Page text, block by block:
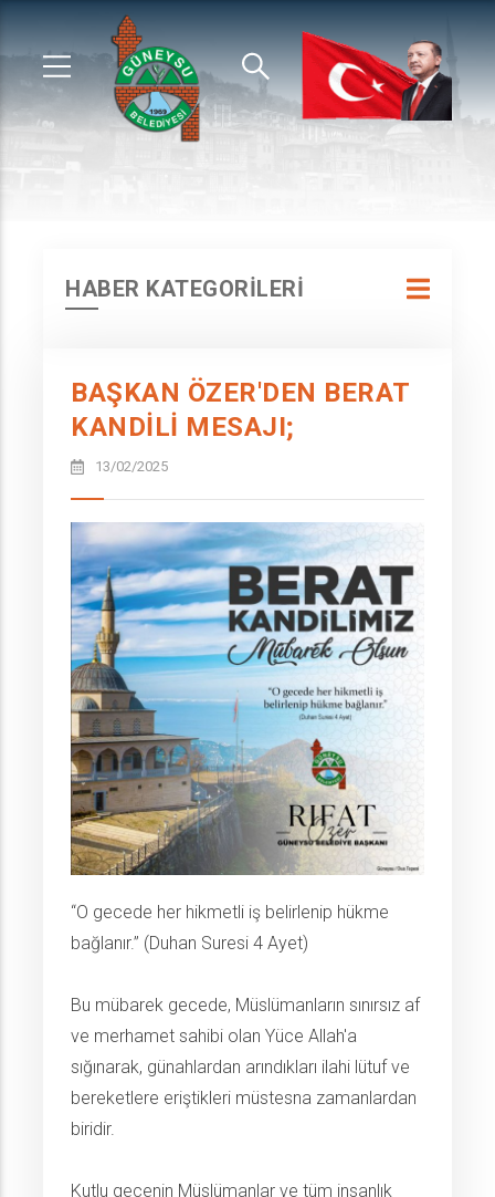
HABER KATEGORİLERİ
BAŞKAN ÖZER'DEN BERAT
KANDİLİ MESAJI;
13/02/2025
“O gecede her hikmetli iş belirlenip hükme
bağlanır.” (Duhan Suresi 4 Ayet)
Bu mübarek gecede, Müslümanların sınırsız af
ve merhamet sahibi olan Yüce Allah'a
sığınarak, günahlardan arındıkları ilahi lütuf ve
bereketlere eriştikleri müstesna zamanlardan
biridir.
Kutlu gecenin Müslümanlar ve tüm insanlık